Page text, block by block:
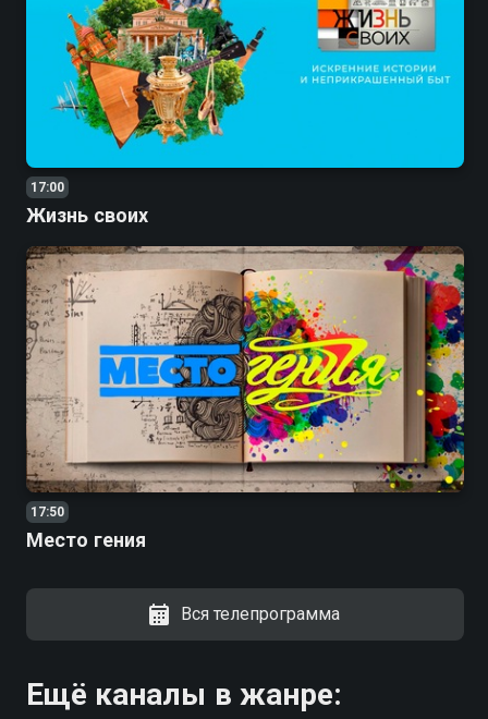
17:00
Жизнь своих
17:50
Место гения
Вся телепрограмма
Ещё каналы в жанре: